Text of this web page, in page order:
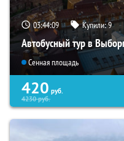
03:44:08 Купили:9
Автобусный тур в
Сенная площадь
420 руб.
4230руб.